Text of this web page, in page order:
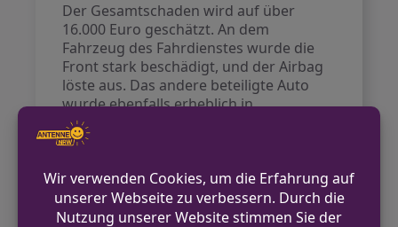
Der Gesamtschaden wird auf über
16.000 Euro geschätzt. An dem
Fahrzeug des Fahrdienstes wurde die
Front stark beschädigt, und der Airbag
löste aus. Das andere beteiligte Auto
wurde ebenfalls erheblich in
Mitleidenschaft gezogen.
Pressestelle